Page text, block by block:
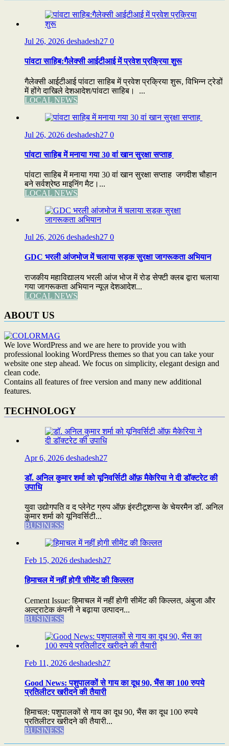
Jul 26, 2026 deshadesh27 0
पांवटा साहिब:गैलेक्सी आईटीआई में प्रवेश प्रक्रिया शुरू
गैलेक्सी आईटीआई पांवटा साहिब में प्रवेश प्रक्रिया शुरू, विभिन्न ट्रेडों
में होंगे दाखिले देशआदेश/पांवटा साहिब। ...
LOCAL NEWS
Jul 26, 2026 deshadesh27 0
पांवटा साहिब में मनाया गया 30 वां खान सुरक्षा सप्ताह
पांवटा साहिब में मनाया गया 30 वां खान सुरक्षा सप्ताह जगदीश चौहान
बने सर्वश्रेष्ठ माइनिंग मैट।...
LOCAL NEWS
Jul 26, 2026 deshadesh27 0
GDC भरली आंजभोज में चलाया सड़क सुरक्षा जागरूकता अभियान
राजकीय महाविद्यालय भरली आंज भोज में रोड सेफ्टी क्लब द्वारा चलाया
गया जागरूकता अभियान न्यूज़ देशआदेश...
LOCAL NEWS
ABOUT US
We love WordPress and we are here to provide you with
professional looking WordPress themes so that you can take your
website one step ahead. We focus on simplicity, elegant design and
clean code.
Contains all features of free version and many new additional
features.
TECHNOLOGY
Apr 6, 2026 deshadesh27
डॉ. अनिल कुमार शर्मा को यूनिवर्सिटी ऑफ़ मैकेरिया ने दी डॉक्टरेट की
उपाधि
युवा उद्योगपति व द प्लेनेट ग्रुप ऑफ़ इंस्टीटूशन्स के चेयरमैन डॉ. अनिल
कुमार शर्मा को यूनिवर्सिटी...
BUSINESS
Feb 15, 2026 deshadesh27
हिमाचल में नहीं होगी सीमेंट की किल्लत
Cement Issue: हिमाचल में नहीं होगी सीमेंट की किल्लत, अंबुजा और
अल्ट्राटेक कंपनी ने बढ़ाया उत्पादन...
BUSINESS
Feb 11, 2026 deshadesh27
Good News: पशुपालकों से गाय का दूध 90, भैंस का 100 रुपये
प्रतिलीटर खरीदने की तैयारी
हिमाचल: पशुपालकों से गाय का दूध 90, भैंस का दूध 100 रुपये
प्रतिलीटर खरीदने की तैयारी...
BUSINESS